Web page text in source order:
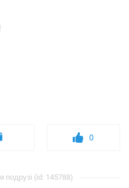
0
подрузі (id: 145788)